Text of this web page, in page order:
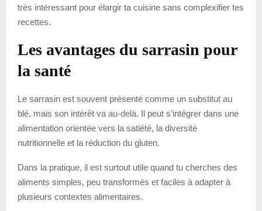
très intéressant pour élargir ta cuisine sans complexifier tes
recettes.
Les avantages du sarrasin pour
la santé
Le sarrasin est souvent présenté comme un substitut au
blé, mais son intérêt va au-delà. Il peut s’intégrer dans une
alimentation orientée vers la satiété, la diversité
nutritionnelle et la réduction du gluten.
Dans la pratique, il est surtout utile quand tu cherches des
aliments simples, peu transformés et faciles à adapter à
plusieurs contextes alimentaires.